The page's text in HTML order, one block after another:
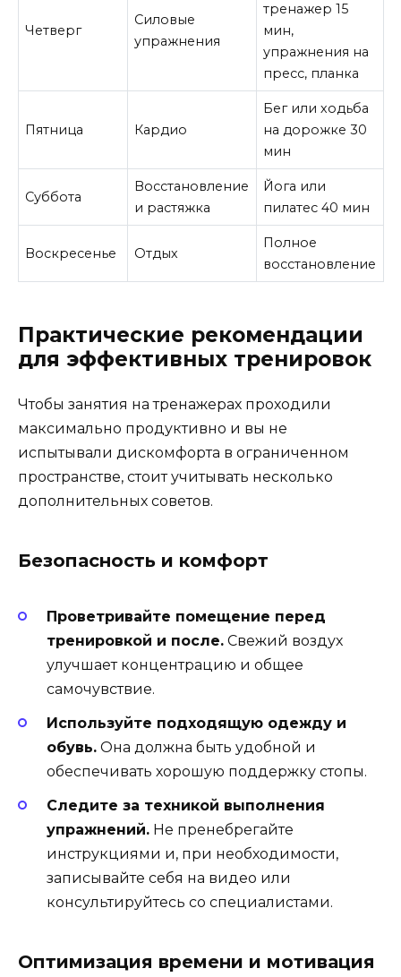
Четверг
Силовые
упражнения
тренажер 15
мин,
упражнения на
пресс, планка
Пятница Кардио
Бег или ходьба
на дорожке 30
мин
Суббота
Восстановление
и растяжка
Йога или
пилатес 40 мин
Воскресенье Отдых
Полное
восстановление
Практические рекомендации
для эффективных тренировок
Чтобы занятия на тренажерах проходили
максимально продуктивно и вы не
испытывали дискомфорта в ограниченном
пространстве, стоит учитывать несколько
дополнительных советов.
Безопасность и комфорт
Проветривайте помещение перед
тренировкой и после. Свежий воздух
улучшает концентрацию и общее
самочувствие.
Используйте подходящую одежду и
обувь. Она должна быть удобной и
обеспечивать хорошую поддержку стопы.
Следите за техникой выполнения
упражнений. Не пренебрегайте
инструкциями и, при необходимости,
записывайте себя на видео или
консультируйтесь со специалистами.
Оптимизация времени и мотивация